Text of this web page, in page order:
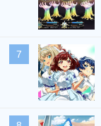
7